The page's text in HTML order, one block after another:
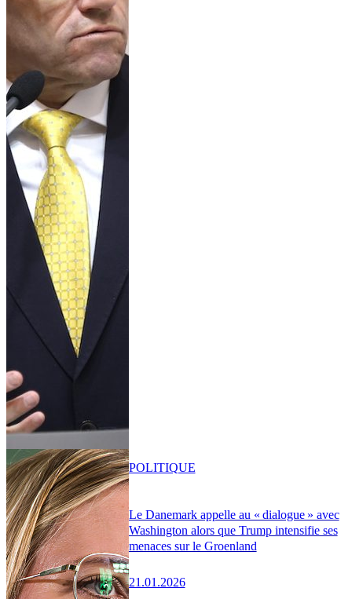
Le Danemark appelle au « dialogue » avec
Washington alors que Trump intensifie ses
menaces sur le Groenland
21.01.2026
POLITIQUE